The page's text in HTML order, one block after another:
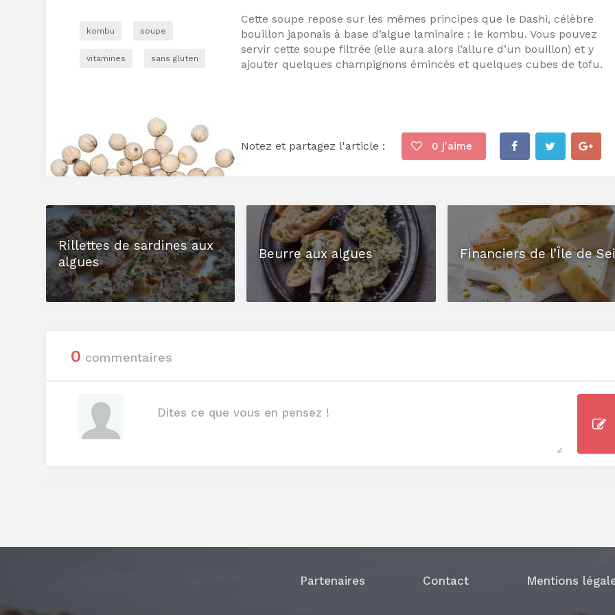
Cette soupe repose sur les mêmes principes que le Dashi, célèbre
bouillon japonais à base d’algue laminaire : le kombu. Vous pouvez
servir cette soupe filtrée (elle aura alors l’allure d’un bouillon) et y
ajouter quelques champignons émincés et quelques cubes de tofu.
kombu soupe
vitamines sans gluten
Notez et partagez l'article : 0 j'aime
Rillettes de sardines aux
algues
Beurre aux algues Financiers de l’Île de
0 commentaires
Partenaires Contact Mentions